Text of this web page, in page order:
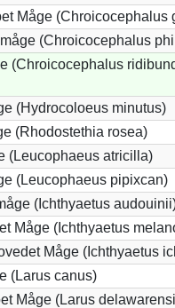
Måge (Chroicocephalus
(Chroicocephalus
(Chroicocephalus
(Hydrocoloeus minutus)
(Rhodostethia rosea)
(Leucophaeus atricilla)
(Leucophaeus pipixcan)
(Ichthyaetus
Måge (Ichthyaetus
Måge (Ichthyaetus
(Larus canus)
Måge (Larus